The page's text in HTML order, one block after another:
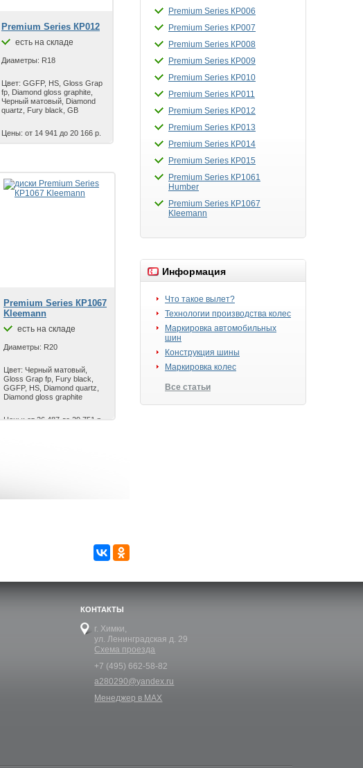
Premium Series КР006
Premium Series КР007
Premium Series КР008
Premium Series КР009
Premium Series КР010
Premium Series КР011
Premium Series КР012
Premium Series КР013
Premium Series КР014
Premium Series КР015
Premium Series КР1061
Humber
Premium Series КР1067
Kleemann
Информация
Что такое вылет?
Технологии производства колес
Маркировка автомобильных
шин
Конструкция шины
Маркировка колес
Все статьи
Premium Series КР012
есть на складе
Диаметры: R18
Цвет: GGFP, HS, Gloss Grap
fp, Diamond gloss graphite,
Черный матовый, Diamond
quartz, Fury black, GB
Цены: от 14 941 до 20 166 р.
Premium Series КР1067
Kleemann
есть на складе
Диаметры: R20
Цвет: Черный матовый,
Gloss Grap fp, Fury black,
GGFP, HS, Diamond quartz,
Diamond gloss graphite
Цены: от 26 487 до 29 751 р.
КОНТАКТЫ
г. Химки,
ул. Ленинградская д. 29
Схема проезда
+7 (495) 662-58-82
a280290@yandex.ru
Менеджер в MAX